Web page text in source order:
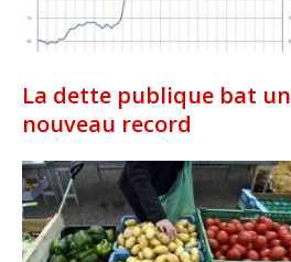
La dette publique bat un
nouveau record